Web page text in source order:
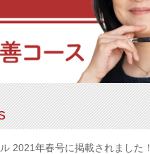
2021年春号に掲載されました！